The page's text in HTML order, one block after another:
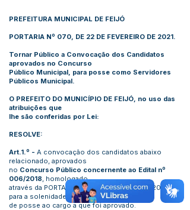
PREFEITURA MUNICIPAL DE FEIJÓ
PORTARIA Nº 070, DE 22 DE FEVEREIRO DE 2021.
Tornar Público a Convocação dos Candidatos
aprovados no Concurso
Público Municipal, para posse como Servidores
Públicos Municipal.
O PREFEITO DO MUNICÍPIO DE FEIJÓ, no uso das
atribuições que
lhe são conferidas por Lei:
RESOLVE:
Art.1.º - A convocação dos candidatos abaixo
relacionado, aprovados
no Concurso Público concernente ao Edital nº
006/2018, homologado
através da PORTARIA n.º 073/2020 de 11/03/2021,
para a solenidade
de posse ao cargo a que foi aprovado.